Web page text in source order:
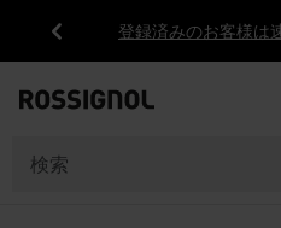
前 登録済みのお客様は
品
GENDER